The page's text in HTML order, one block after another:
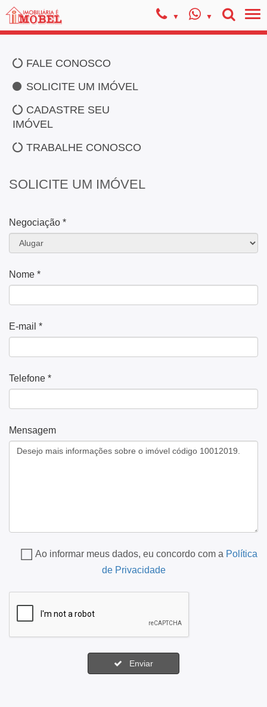
FALE CONOSCO
SOLICITE UM IMÓVEL
CADASTRE SEU
IMÓVEL
TRABALHE CONOSCO
SOLICITE UM IMÓVEL
Negociação *
Nome *
E-mail *
Telefone *
Mensagem
Ao informar meus dados, eu concordo com a Política
de Privacidade
Enviar